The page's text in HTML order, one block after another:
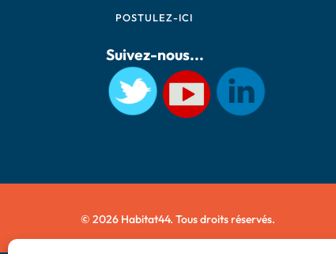
POSTULEZ-ICI
Suivez-nous...
© 2026 Habitat44. Tous droits réservés.